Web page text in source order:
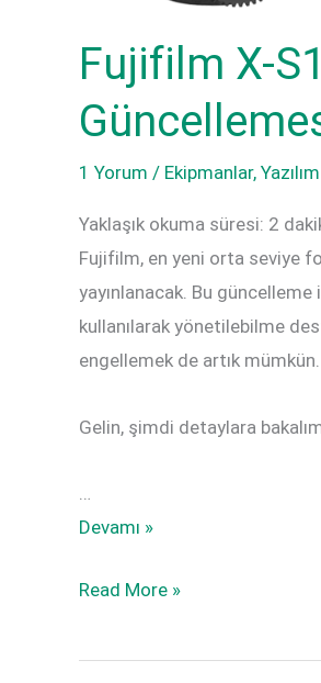
Fujifilm X-
1 Yorum / Ekipmanlar,
Yaklaşık okuma süresi: 2
Fujifilm, en yeni orta seviye
yayınlanacak. Bu
kullanılarak yönetilebilme
engellemek de artık mümkün.
Gelin, şimdi detaylara
…
Fujifilm
S10
v2.00
Devamı »
Fujifilm
S10
Read More »